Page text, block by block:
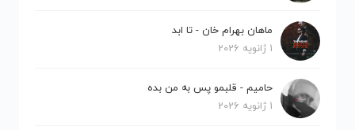
ماهان بهرام خان - تا ابد
1 ژانویه 2026
حامیم - قلبمو پس به من بده
1 ژانویه 2026